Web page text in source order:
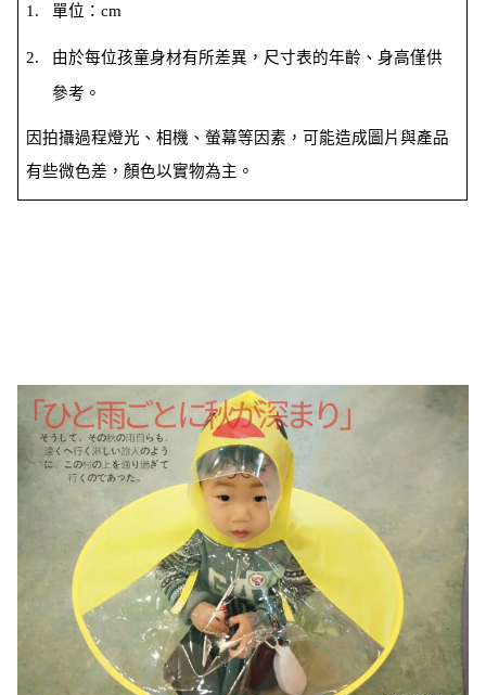
1. 單位：cm
2. 由於每位孩童身材有所差異，尺寸表的年齡、身高僅供
參考。
因拍攝過程燈光、相機、螢幕等因素，可能造成圖片與產品
有些微色差，顏色以實物為主。